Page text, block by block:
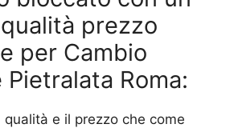
prezzo
per Cambio
Roma:
e il prezzo che come